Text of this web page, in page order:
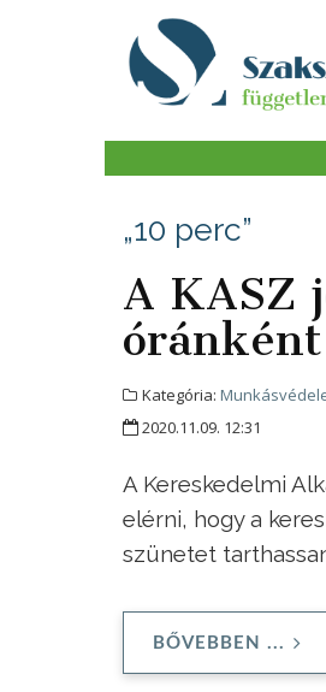
„10 perc”
A KASZ
Kategória:
2020.11.09. 12:31
A Kereskedelmi
elérni, hogy a
szünetet
BŐVEBBEN ...